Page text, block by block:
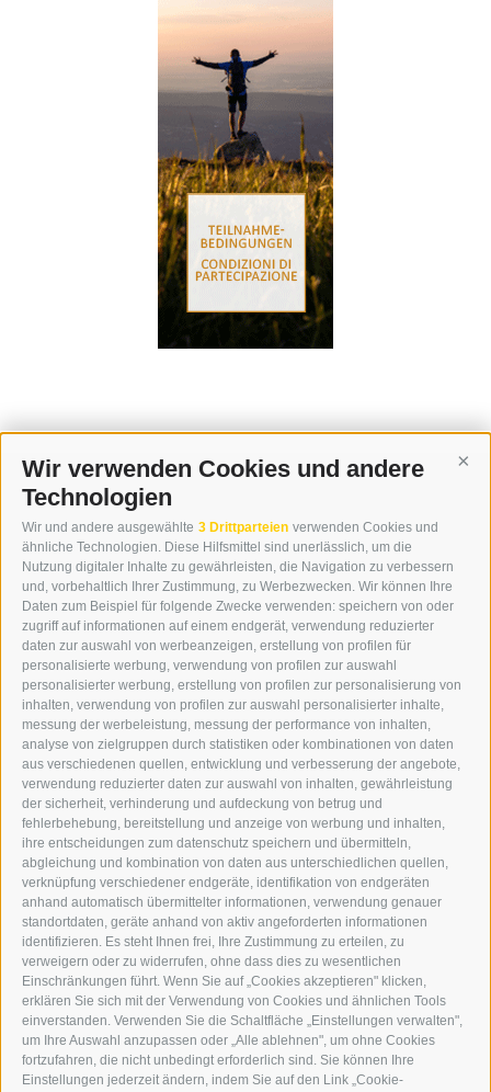
Wir verwenden Cookies und andere
Technologien
Wir und andere ausgewählte 3 Drittparteien verwenden Cookies und
ähnliche Technologien. Diese Hilfsmittel sind unerlässlich, um die
Nutzung digitaler Inhalte zu gewährleisten, die Navigation zu verbessern
und, vorbehaltlich Ihrer Zustimmung, zu Werbezwecken. Wir können Ihre
Daten zum Beispiel für folgende Zwecke verwenden: speichern von oder
zugriff auf informationen auf einem endgerät, verwendung reduzierter
daten zur auswahl von werbeanzeigen, erstellung von profilen für
personalisierte werbung, verwendung von profilen zur auswahl
personalisierter werbung, erstellung von profilen zur personalisierung von
inhalten, verwendung von profilen zur auswahl personalisierter inhalte,
messung der werbeleistung, messung der performance von inhalten,
analyse von zielgruppen durch statistiken oder kombinationen von daten
aus verschiedenen quellen, entwicklung und verbesserung der angebote,
verwendung reduzierter daten zur auswahl von inhalten, gewährleistung
der sicherheit, verhinderung und aufdeckung von betrug und
fehlerbehebung, bereitstellung und anzeige von werbung und inhalten,
ihre entscheidungen zum datenschutz speichern und übermitteln,
abgleichung und kombination von daten aus unterschiedlichen quellen,
verknüpfung verschiedener endgeräte, identifikation von endgeräten
anhand automatisch übermittelter informationen, verwendung genauer
standortdaten, geräte anhand von aktiv angeforderten informationen
identifizieren. Es steht Ihnen frei, Ihre Zustimmung zu erteilen, zu
verweigern oder zu widerrufen, ohne dass dies zu wesentlichen
Einschränkungen führt. Wenn Sie auf „Cookies akzeptieren" klicken,
erklären Sie sich mit der Verwendung von Cookies und ähnlichen Tools
einverstanden. Verwenden Sie die Schaltfläche „Einstellungen verwalten",
um Ihre Auswahl anzupassen oder „Alle ablehnen", um ohne Cookies
fortzufahren, die nicht unbedingt erforderlich sind. Sie können Ihre
Einstellungen jederzeit ändern, indem Sie auf den Link „Cookie-
KONTAKT
WIPP-MEDIA GMBH
DER ERKER
NEUSTADT 20A
I-39049 STERZING
TEL.: +39 0472 766876
GRAFIK@DERERKER.IT
INFO@DERERKER.IT
BARBARA.FONTANA@DERERKER.IT
DER ERKER
WERBEN IM ERKER
ONLINE-WERBUNG
SEPA-DAUERAUFTRAG
REGELN LESERKOMMENTARE
ONLINE VOTING
SERVICE
VERANSTALTUNGSKALENDER
KLEINANZEIGER
NÜTZLICHE LINKS
WETTER